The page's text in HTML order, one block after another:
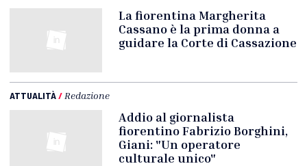
La fiorentina Margherita
Cassano è la prima donna a
guidare la Corte di Cassazione
ATTUALITÀ/ Redazione
Addio al giornalista
fiorentino Fabrizio Borghini,
Giani: "Un operatore
culturale unico"